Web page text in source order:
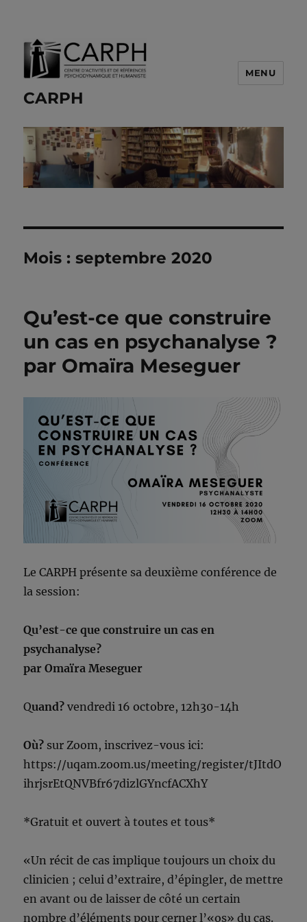
CARPH
MENU
Mois :septembre 2020
Qu’est-ce que construire
un cas en psychanalyse ?
par Omaïra Meseguer
Le CARPH présente sa deuxième conférence de
la session:
Qu’est-ce que construire un cas en
psychanalyse?
par Omaïra Meseguer
Quand? vendredi 16 octobre, 12h30-14h
Où? sur Zoom, inscrivez-vous ici:
https://uqam.zoom.us/meeting/register/tJItdO
ihrjsrEtQNVBfr67dizlGYncfACXhY
*Gratuit et ouvert à toutes et tous*
«Un récit de cas implique toujours un choix du
clinicien ; celui d’extraire, d’épingler, de mettre
en avant ou de laisser de côté un certain
nombre d’éléments pour cerner l’«os» du cas.